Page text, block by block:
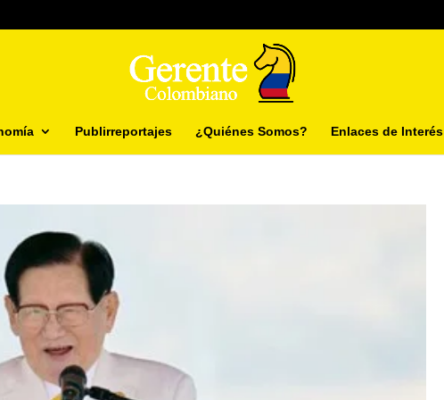
Publirreportajes ¿Quiénes Somos? Enlaces de Interés